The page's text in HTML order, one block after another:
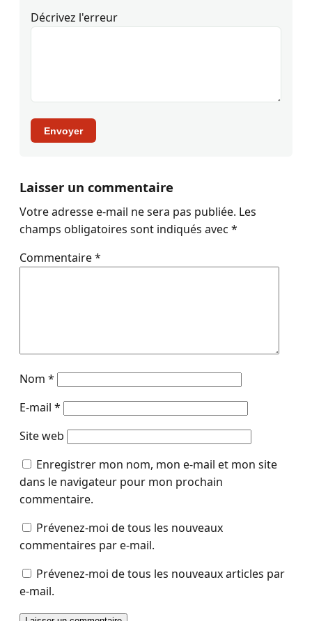
Décrivez l'erreur
Envoyer
Laisser un commentaire
Votre adresse e-mail ne sera pas publiée. Les
champs obligatoires sont indiqués avec *
Commentaire*
Nom *
E-mail *
Site web
Enregistrer mon nom, mon e-mail et mon site
dans le navigateur pour mon prochain
commentaire.
Prévenez-moi de tous les nouveaux
commentaires par e-mail.
Prévenez-moi de tous les nouveaux articles par
e-mail.